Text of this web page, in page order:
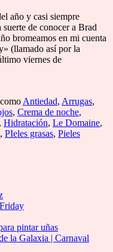
año y casi siempre
suerte de conocer a Brad
bromeamos en mi cuenta
(llamado así por la
viernes de
Antiedad, Arrugas,
, Crema de noche,
, Hidratación, Le Domaine,
, PIeles grasas, Pieles
pintar uñas
la Galaxia | Carnaval